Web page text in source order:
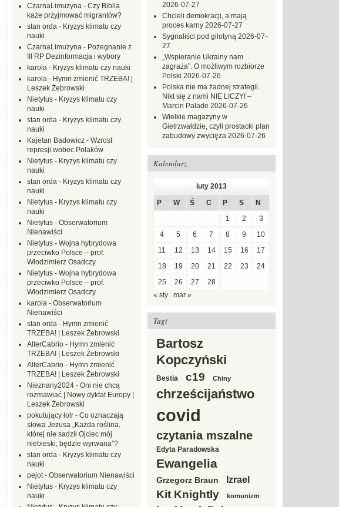
2026-07-27
Chcieli demokracji, a mają
proces karny 2026-07-27
Sygnaliści pod gilotyną 2026-07-
27
„Wspieranie Ukrainy nam
zagraża”. O możliwym rozbiorze
Polski 2026-07-26
Polska nie ma żadnej strategii.
Nikt się z nami NIE LICZY! –
Marcin Palade 2026-07-26
Wielkie magazyny w
Gietrzwałdzie, czyli prostacki plan
zabudowy zwycięża 2026-07-26
Kalendarz
luty 2013
P
W Ś C P S
N
1
2
3
4
5 6 7 8 9
10
11
12 13 14 15 16
17
18
19 20 21 22 23
24
25
26 27
28
« sty
mar »
Tagi
Bartosz
Kopczyński
Bestia c19 Chiny
chrześcijaństwo
covid
czytania mszalne
Edyta Paradowska
Ewangelia
Grzegorz Braun Izrael
Kit Knightly komunizm
CzarnaLimuzyna - Czy Biblia
każe przyjmować migrantów?
stan orda - Kryzys klimatu czy
nauki
CzarnaLimuzyna - Pożegnanie z
III RP Dezinformacja i wybory
karola - Kryzys klimatu czy nauki
karola - Hymn zmienić TRZEBA! |
Leszek Żebrowski
Nietytus - Kryzys klimatu czy
nauki
stan orda - Kryzys klimatu czy
nauki
Kajetan Badowicz - Wzrost
represji wobec Polaków
Nietytus - Kryzys klimatu czy
nauki
stan orda - Kryzys klimatu czy
nauki
Nietytus - Kryzys klimatu czy
nauki
Nietytus - Obserwatorium
Nienawiści
Nietytus - Wojna hybrydowa
przeciwko Polsce – prof.
Włodzimierz Osadczy
Nietytus - Wojna hybrydowa
przeciwko Polsce – prof.
Włodzimierz Osadczy
karola - Obserwatorium
Nienawiści
stan orda - Hymn zmienić
TRZEBA! | Leszek Żebrowski
AlterCabrio - Hymn zmienić
TRZEBA! | Leszek Żebrowski
AlterCabrio - Hymn zmienić
TRZEBA! | Leszek Żebrowski
Nieznany2024 - Oni nie chcą
rozmawiać | Nowy dyktat Europy |
Leszek Żebrowski
pokutujący łotr - Co oznaczają
słowa Jezusa „Każda roślina,
której nie sadził Ojciec mój
niebieski, będzie wyrwana”?
stan orda - Kryzys klimatu czy
nauki
pejot- Obserwatorium Nienawiści
Nietytus - Kryzys klimatu czy
nauki